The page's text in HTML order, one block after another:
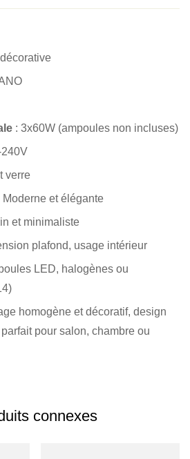
: 3x60W (ampoules non incluses)
verre
Moderne et élégante
et minimaliste
plafond, usage intérieur
LED, halogènes ou
homogène et décoratif, design
pour salon, chambre ou
connexes